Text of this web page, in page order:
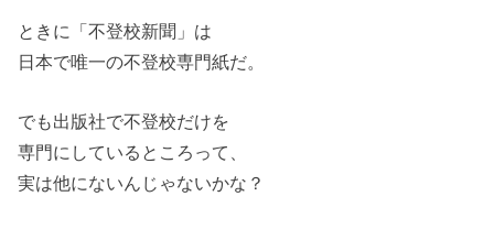
ときに「不登校新聞」は
日本で唯一の不登校専門紙だ。
でも出版社で不登校だけを
専門にしているところって、
実は他にないんじゃないかな？